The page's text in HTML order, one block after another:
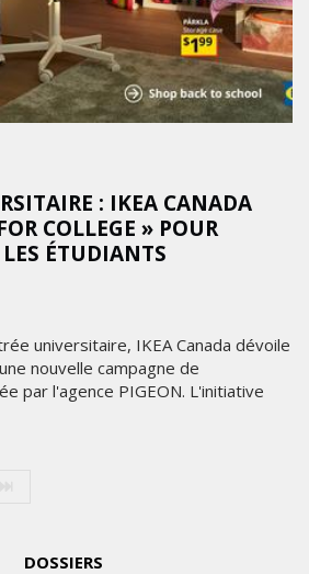
: IKEA CANADA
COLLEGE » POUR
ÉTUDIANTS
universitaire, IKEA Canada dévoile
nouvelle campagne de
par l'agence PIGEON. L'initiative
DOSSIERS